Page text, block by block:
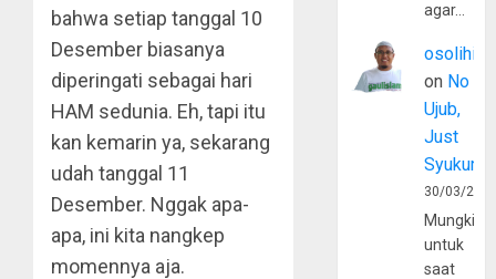
bahwa setiap tanggal 10
Desember biasanya
diperingati sebagai hari
HAM sedunia. Eh, tapi itu
kan kemarin ya, sekarang
udah tanggal 11
Desember. Nggak apa-
apa, ini kita nangkep
momennya aja.
agar…
osolihin
on No
Ujub,
Just
Syukur
30/03/
Mungkin
untuk
saat